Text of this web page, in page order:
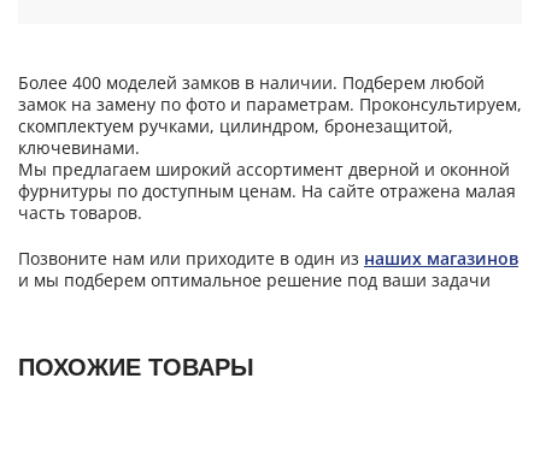
Более 400 моделей замков в наличии. Подберем любой
замок на замену по фото и параметрам. Проконсультируем,
скомплектуем ручками, цилиндром, бронезащитой,
ключевинами.
Мы предлагаем широкий ассортимент дверной и оконной
фурнитуры по доступным ценам. На сайте отражена малая
часть товаров.
Позвоните нам или приходите в один из наших магазинов
и мы подберем оптимальное решение под ваши задачи
ПОХОЖИЕ ТОВАРЫ